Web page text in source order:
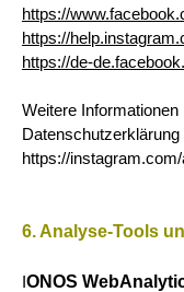
https://
https://
https://de-
Weitere
https://
6. Analyse-Tools
ONOS